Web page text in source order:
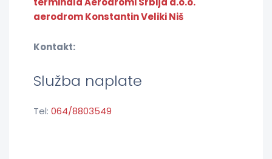
aerodrom Konstantin Veliki Niš
Kontakt:
Služba naplate
Tel: 064/8803549